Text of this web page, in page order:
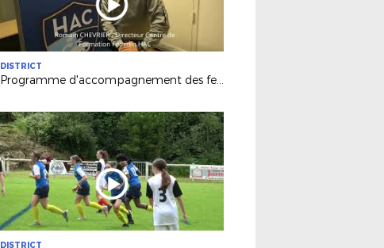
DISTRICT
Programme d'accompagnement des femmes dans le football
DISTRICT